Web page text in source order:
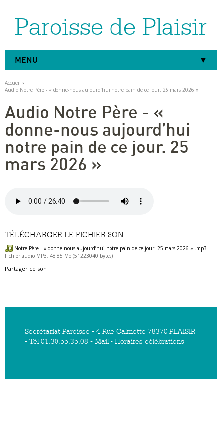
Outils
personnels
Paroisse de Plaisir
MENU
Accueil ›
Audio Notre Père - « donne-nous aujourd’hui notre pain de ce jour. 25 mars 2026 »
Audio Notre Père - «
donne-nous aujourd’hui
notre pain de ce jour. 25
mars 2026 »
TÉLÉCHARGER LE FICHIER SON
Notre Père - « donne-nous aujourd’hui notre pain de ce jour. 25 mars 2026 » .mp3 —
Fichier audio MP3, 48.85 Mo (51223040 bytes)
Partager ce son
Secrétariat Paroisse - 4 Rue Calmette 78370 PLAISIR
- Tél 01.30.55.35.08 - Mail- Horaires célébrations